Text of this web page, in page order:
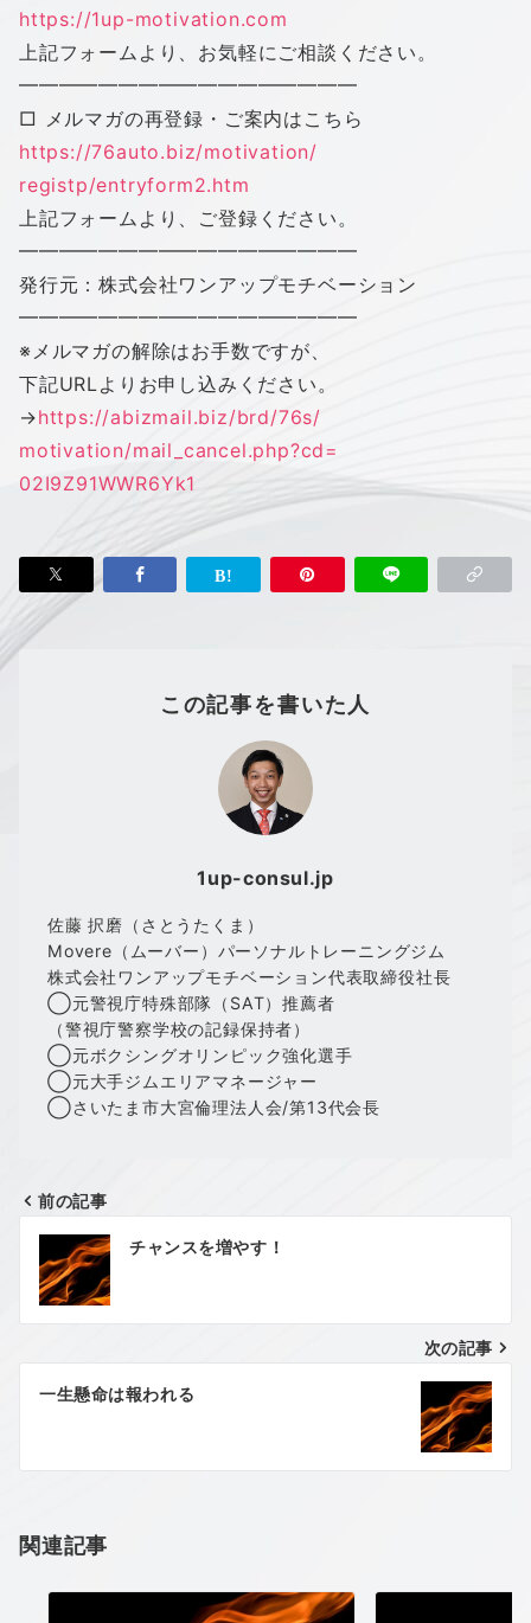
https://1up-motivation.com
上記フォームより、お気軽にご相談ください。
━━━━━━━━━━━━━━━━━
□ メルマガの再登録・ご案内はこちら
https://76auto.biz/motivation/
registp/entryform2.htm
上記フォームより、ご登録ください。
━━━━━━━━━━━━━━━━━
発行元：株式会社ワンアップモチベーション
━━━━━━━━━━━━━━━━━
※メルマガの解除はお手数ですが、
下記URLよりお申し込みください。
→https://abizmail.biz/brd/76s/
motivation/mail_cancel.php?cd=
02I9Z91WWR6Yk1
この記事を書いた人
1up-consul.jp
佐藤 択磨（さとうたくま）
Movere（ムーバー）パーソナルトレーニングジム
株式会社ワンアップモチベーション代表取締役社長
◯元警視庁特殊部隊（SAT）推薦者
（警視庁警察学校の記録保持者）
◯元ボクシングオリンピック強化選手
◯元大手ジムエリアマネージャー
◯さいたま市大宮倫理法人会/第13代会長
投
稿
ナ
ゲ
シ
ン
前の記事
チャンスを増やす！
次の記事
一生懸命は報われる
関連記事